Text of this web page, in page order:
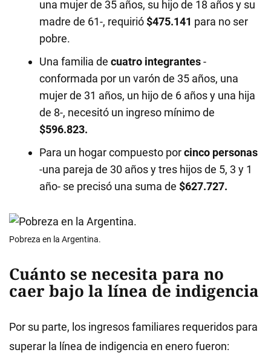
una mujer de 35 años, su hijo de 18 años y su
madre de 61-, requirió $475.141 para no ser
pobre.
Una familia de cuatro integrantes-
conformada por un varón de 35 años, una
mujer de 31 años, un hijo de 6 años y una hija
de 8-, necesitó un ingreso mínimo de
$596.823.
Para un hogar compuesto porcinco personas
-una pareja de 30 años y tres hijos de 5, 3 y 1
año- se precisó una suma de $627.727.
Pobreza en la Argentina.
Cuánto se necesita para no
caer bajo la línea de indigencia
Por su parte, los ingresos familiares requeridos para
superar la línea de indigencia en enero fueron: